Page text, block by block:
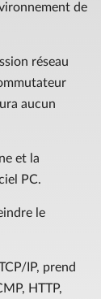
de
réseau
aucun
et la
PC.
le
IP, prend
HTTP,